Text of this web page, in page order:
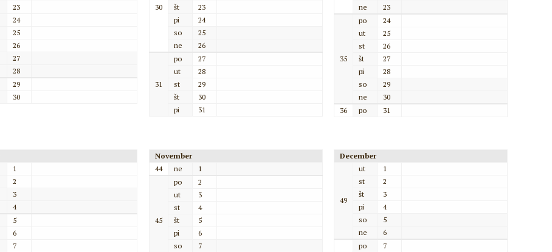
23
24
25
26
27
28
29
30
30
št
23
pi
24
so
25
ne
26
31
po
27
ut
28
st
29
št
30
pi
31
ne
23
35
po
24
ut
25
st
26
št
27
pi
28
so
29
ne
30
36
po 31
1
2
3
4
5
6
7
November
44
ne 1
45
po
2
ut
3
st
4
št
5
pi
6
so
7
December
49
ut
1
st
2
št
3
pi
4
so
5
ne
6
po
7